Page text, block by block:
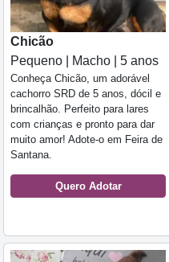
Chicão
Pequeno | Macho | 5 anos
Conheça Chicão, um adorável
cachorro SRD de 5 anos, dócil e
brincalhão. Perfeito para lares
com crianças e pronto para dar
muito amor! Adote-o em Feira de
Santana.
Quero Adotar